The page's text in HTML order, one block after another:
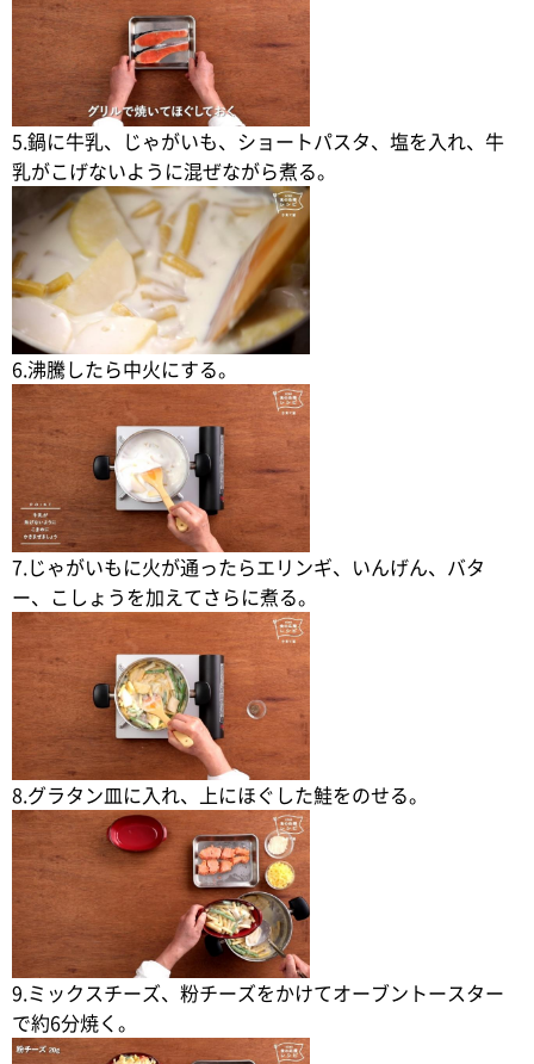
5.鍋に牛乳、じゃがいも、ショートパスタ、塩を入れ、牛
乳がこげないように混ぜながら煮る。
6.沸騰したら中火にする。
7.じゃがいもに火が通ったらエリンギ、いんげん、バタ
ー、こしょうを加えてさらに煮る。
8.グラタン皿に入れ、上にほぐした鮭をのせる。
9.ミックスチーズ、粉チーズをかけてオーブントースター
で約6分焼く。